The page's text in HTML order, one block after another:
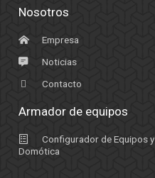
Nosotros
Empresa
Noticias
Contacto
Armador de equipos
Configurador de Equipos y
Domótica